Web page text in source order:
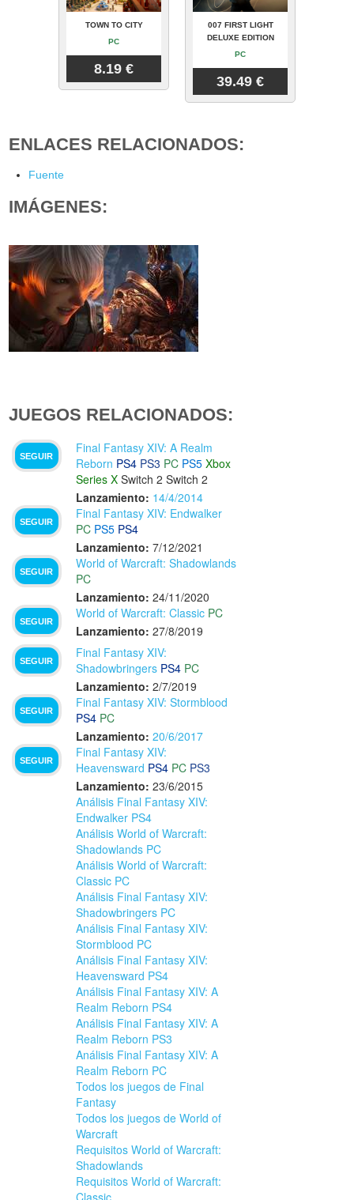
TOWN TO CITY
PC
8.19 €
007 FIRST LIGHT
DELUXE EDITION
PC
39.49 €
ENLACES RELACIONADOS:
Fuente
IMÁGENES:
JUEGOS RELACIONADOS:
SEGUIR
Final Fantasy XIV: A Realm
Reborn PS4 PS3 PC PS5 Xbox
Series X Switch 2 Switch 2
Lanzamiento: 14/4/2014
SEGUIR
Final Fantasy XIV: Endwalker
PC PS5 PS4
Lanzamiento: 7/12/2021
SEGUIR
World of Warcraft: Shadowlands
PC
Lanzamiento: 24/11/2020
SEGUIR
World of Warcraft: Classic PC
Lanzamiento: 27/8/2019
SEGUIR
Final Fantasy XIV:
Shadowbringers PS4 PC
Lanzamiento: 2/7/2019
SEGUIR
Final Fantasy XIV: Stormblood
PS4 PC
Lanzamiento: 20/6/2017
SEGUIR
Final Fantasy XIV:
Heavensward PS4 PC PS3
Lanzamiento: 23/6/2015
Análisis Final Fantasy XIV:
Endwalker PS4
Análisis World of Warcraft:
Shadowlands PC
Análisis World of Warcraft:
Classic PC
Análisis Final Fantasy XIV:
Shadowbringers PC
Análisis Final Fantasy XIV:
Stormblood PC
Análisis Final Fantasy XIV:
Heavensward PS4
Análisis Final Fantasy XIV: A
Realm Reborn PS4
Análisis Final Fantasy XIV: A
Realm Reborn PS3
Análisis Final Fantasy XIV: A
Realm Reborn PC
Todos los juegos de Final
Fantasy
Todos los juegos de World of
Warcraft
Requisitos World of Warcraft:
Shadowlands
Requisitos World of Warcraft:
Classic